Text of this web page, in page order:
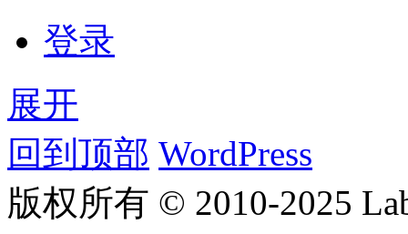
登录
展开
回到顶部 WordPress
版权所有 © 2010-2025